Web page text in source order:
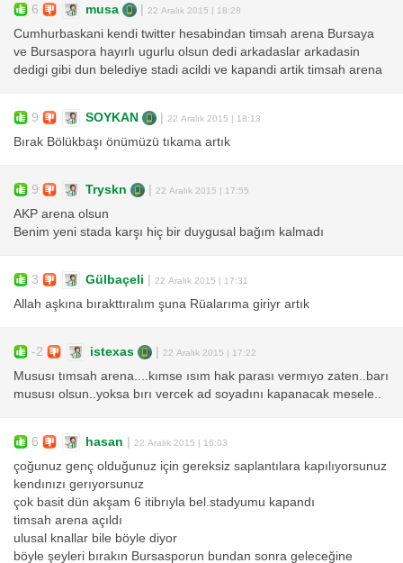
6 musa 22 Aralık 2015 | 18:28
Cumhurbaskani kendi twitter hesabindan timsah arena Bursaya
ve Bursaspora hayırlı ugurlu olsun dedi arkadaslar arkadasin
dedigi gibi dun belediye stadi acildi ve kapandi artik timsah arena
9 SOYKAN 22 Aralık 2015 | 18:13
Bırak Bölükbaşı önümüzü tıkama artık
9 Tryskn 22 Aralık 2015 | 17:55
AKP arena olsun
Benim yeni stada karşı hiç bir duygusal bağım kalmadı
3 Gülbaçeli 22 Aralık 2015 | 17:31
Allah aşkına bırakttıralım şuna Rüalarıma giriyr artık
-2 istexas 22 Aralık 2015 | 17:22
Mususı tımsah arena....kımse ısım hak parası vermıyo zaten..barı
mususı olsun..yoksa bırı vercek ad soyadını kapanacak mesele..
6 hasan 22 Aralık 2015 | 16:03
çoğunuz genç olduğunuz için gereksiz saplantılara kapılıyorsunuz
kendınızı gerıyorsunuz
çok basit dün akşam 6 itibrıyla bel.stadyumu kapandı
timsah arena açıldı
ulusal knallar bile böyle diyor
böyle şeyleri bırakın Bursasporun bundan sonra geleceğine